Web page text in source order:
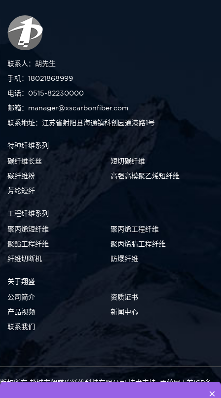
联系人：胡先生
手机：18021868999
电话：0515-82230000
邮箱：manager@xscarbonfiber.com
联系地址：江苏省射阳县海通镇科创园通港路1号
特种纤维系列
碳纤维长丝
短切碳纤维
碳纤维粉
高强高模聚乙烯短纤维
芳纶短纤
工程纤维系列
聚丙烯短纤维
聚丙烯工程纤维
聚酯工程纤维
聚丙烯腈工程纤维
纤维切断机
防爆纤维
关于翔盛
公司简介
资质证书
产品视频
新闻中心
联系我们
版权所有 盐城市翔盛碳纤维科技有限公司技术支持: 丙纶网|苏ICP备
×